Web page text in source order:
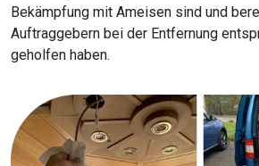
Bekämpfung mit Ameisen sind und
Auftraggebern bei der Entfernung
geholfen haben.